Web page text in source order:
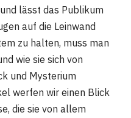
lässt das Publikum
auf die Leinwand
zu halten, muss man
wie sie sich von
und Mysterium
werfen wir einen Blick
die sie von allem